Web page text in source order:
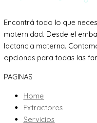
Encontrá todo lo que
maternidad. Desde el
lactancia materna.
opciones para todas las
PAGINAS
Home
Extractores
Servicios